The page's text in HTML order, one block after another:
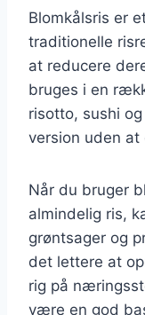
Blomkålsris er
traditionelle
at reducere
bruges i en
risotto, sushi
version uden at
Når du bruger
almindelig ris,
grøntsager og
det lettere at
rig på
være en god